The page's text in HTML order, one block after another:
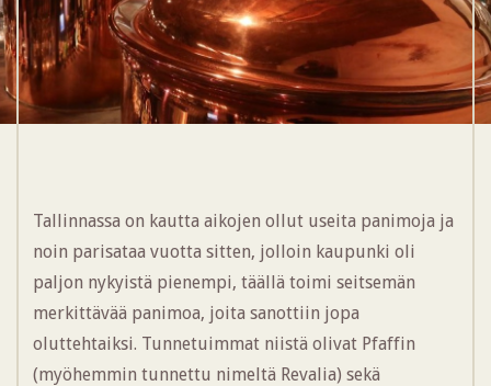
Tallinnassa on kautta aikojen ollut useita panimoja ja
noin parisataa vuotta sitten, jolloin kaupunki oli
paljon nykyistä pienempi, täällä toimi seitsemän
merkittävää panimoa, joita sanottiin jopa
oluttehtaiksi. Tunnetuimmat niistä olivat Pfaffin
(myöhemmin tunnettu nimeltä Revalia) sekä